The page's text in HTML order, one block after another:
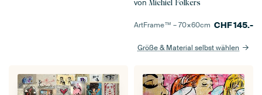
von Michiel Folkers
ArtFrame™ –70×60cm CHF145.-
Größe & Material selbst wählen